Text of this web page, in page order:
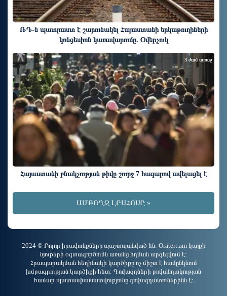
ՌԴ-ն պատրաստ է շարունակել Հայաստանի երկաթուղիների
կոնցեսիոն կառավարումը. Օվերչուկ
Հայաստանի բնակչության թիվը շուրջ 7 հազարով ավելացել է
3 ժամ առաջ
ԱՄԲՈՂՋ ԼՐԱՀՈՍԸ »
2024 © Բոլոր իրավունքները պաշտպանված են: Oratert.am կայքի
նյութերի օգտագործումն առանց հղման արգելվում է:
Հրապարակման հեղինակի կարծիքը ոչ միշտ է համընկնում
խմբագրության կարծիքի հետ: Գովազդների բովանդակության
համար պատասխանատվությունը գովազդատուներինն է: